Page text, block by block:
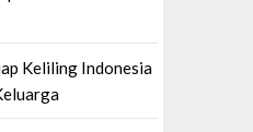
Keliling Indonesia